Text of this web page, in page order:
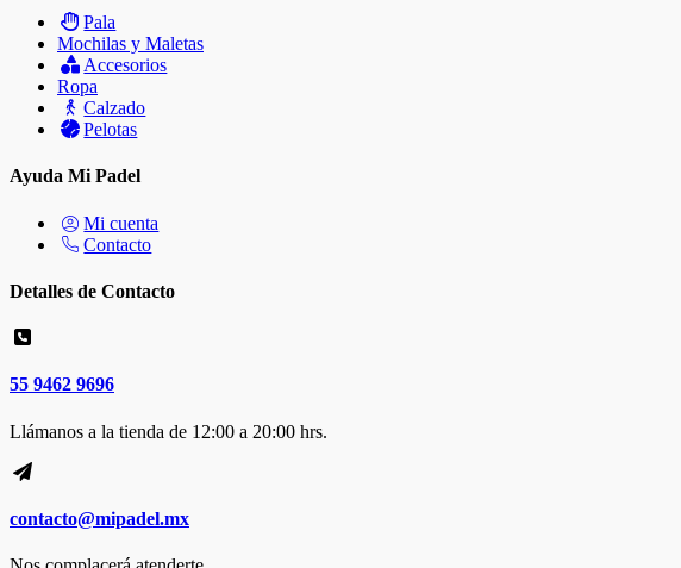
Pala
Mochilas y Maletas
Accesorios
Ropa
Calzado
Pelotas
Ayuda Mi Padel
Mi cuenta
Contacto
Detalles de Contacto
55 9462 9696
Llámanos a la tienda de 12:00 a 20:00 hrs.
contacto@mipadel.mx